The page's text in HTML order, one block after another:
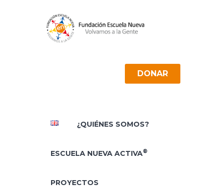
DONAR
¿QUIÉNES SOMOS?
ESCUELA NUEVA ACTIVA®
PROYECTOS